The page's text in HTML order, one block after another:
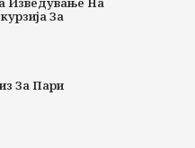
За
За Пари